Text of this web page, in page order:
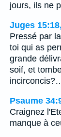
jours, ils ne
Juges
Pressé par
toi qui as
grande
soif, et
Psaume
Craignez
manque à